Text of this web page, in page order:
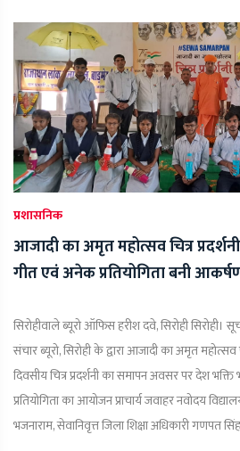
प्रशासनिक
आजादी का अमृत महोत्सव चित्र
गीत एवं अनेक प्रतियोगिता बनी
सिरोहीवाले ब्यूरो ऑफिस हरीश दवे, सिरोही सिरोही।
संचार ब्यूरो, सिरोही के द्वारा आजादी का अमृत
दिवसीय चित्र प्रदर्शनी का समापन अवसर पर देश भक्ति
प्रतियोगिता का आयोजन प्राचार्य जवाहर नवोदय
भजनाराम, सेवानिवृत्त जिला शिक्षा अधिकारी गणपत